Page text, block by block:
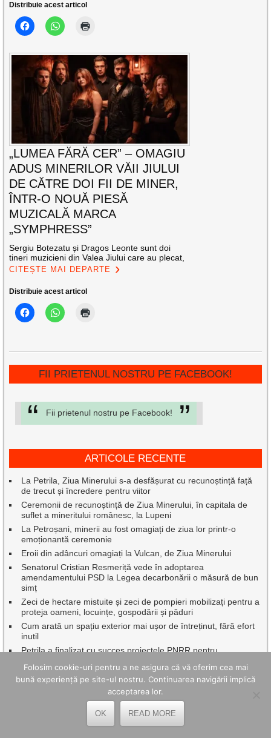
Distribuie acest articol
„LUMEA FĂRĂ CER” – OMAGIU
ADUS MINERILOR VĂII JIULUI
DE CĂTRE DOI FII DE MINER,
ÎNTR-O NOUĂ PIESĂ
MUZICALĂ MARCA
„SYMPHRESS”
Sergiu Botezatu și Dragos Leonte sunt doi
tineri muzicieni din Valea Jiului care au plecat,
CITEȘTE MAI DEPARTE
Distribuie acest articol
FII PRIETENUL NOSTRU PE FACEBOOK!
Fii prietenul nostru pe Facebook!
ARTICOLE RECENTE
La Petrila, Ziua Minerului s-a desfășurat cu recunoștință față
de trecut și încredere pentru viitor
Ceremonii de recunoștință de Ziua Minerului, în capitala de
suflet a mineritului românesc, la Lupeni
La Petroșani, minerii au fost omagiați de ziua lor printr-o
emoționantă ceremonie
Eroii din adâncuri omagiați la Vulcan, de Ziua Minerului
Senatorul Cristian Resmeriță vede în adoptarea
amendamentului PSD la Legea decarbonării o măsură de bun
simț
Zeci de hectare mistuite și zeci de pompieri mobilizați pentru a
proteja oameni, locuințe, gospodării și păduri
Cum arată un spațiu exterior mai ușor de întreținut, fără efort
inutil
Petrila a finalizat cu succes proiectele PNRR pentru
Aventura Red Bull Romaniacs ajunge, pe 30 iulie, la Lupeni
O săptămână de neuitat la Lacul Balaton pentru elevi de la
cele trei școli gimnaziale din municipiul Lupeni
Nedeia din Poiana Muierii și întoarcerea la rădăcinile timpului
Intervenție promptă a salvamontiștilor în Munții Retezat
Folosim cookie-uri pentru a ne asigura că vă oferim cea mai
bună experiență pe site-ul nostru. Continuarea navigării implică
acceptarea lor.
OK READ MORE